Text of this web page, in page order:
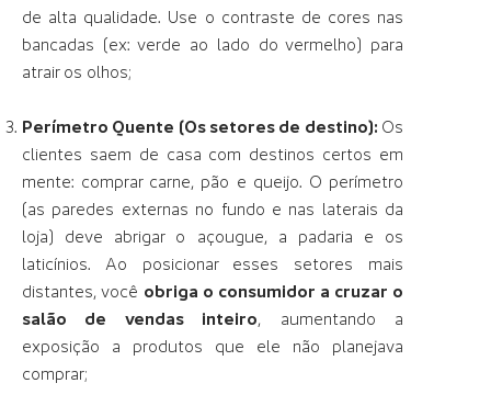
de alta qualidade. Use o contraste de cores nas
bancadas (ex: verde ao lado do vermelho) para
atrair os olhos;
Perímetro Quente (Os setores de destino): Os
clientes saem de casa com destinos certos em
mente: comprar carne, pão e queijo. O perímetro
(as paredes externas no fundo e nas laterais da
loja) deve abrigar o açougue, a padaria e os
laticínios. Ao posicionar esses setores mais
distantes, você obriga o consumidor a cruzar o
salão de vendas inteiro, aumentando a
exposição a produtos que ele não planejava
comprar;